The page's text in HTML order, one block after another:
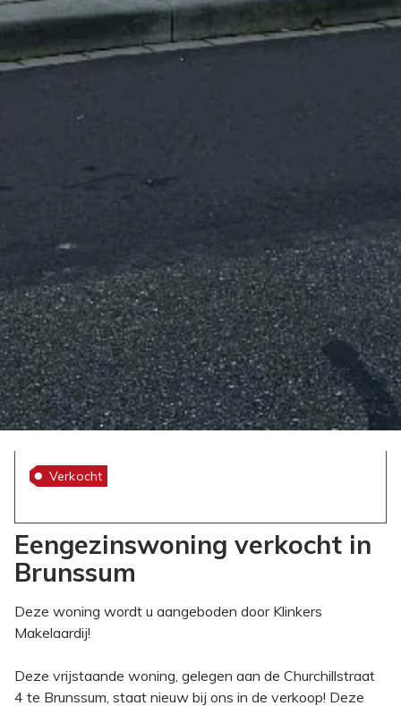
Eengezinswoning verkocht in
Brunssum
Verkocht
Deze woning wordt u aangeboden door Klinkers
Makelaardij!
Deze vrijstaande woning, gelegen aan de Churchillstraat
4 te Brunssum, staat nieuw bij ons in de verkoop! Deze